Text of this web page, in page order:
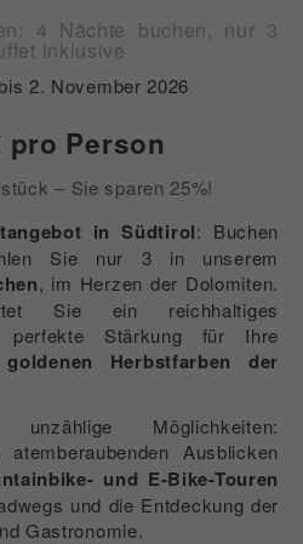
4 Nächte buchen, nur 3
inklusive
bis 2. November 2026
pro Person
– Sie sparen 25%!
in Südtirol: Buchen
Sie nur 3 in unserem
, im Herzen der Dolomiten.
Sie ein reichhaltiges
perfekte Stärkung für Ihre
goldenen Herbstfarben der
Möglichkeiten:
atemberaubenden Ausblicken
und E-Bike-Touren
und die Entdeckung der
Gastronomie.